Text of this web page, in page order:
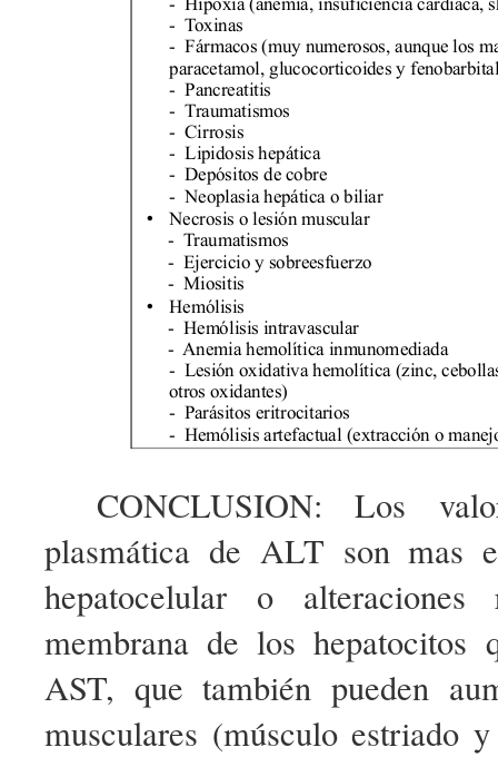
CONCLUSION: Los
plasmática de ALT son mas
hepatocelular o
membrana de los hepatocitos
AST, que también pueden
musculares (músculo estriado